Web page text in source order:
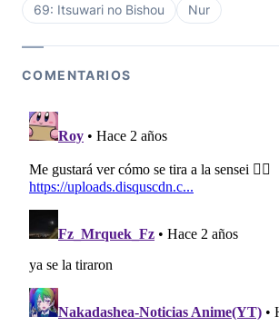
69: Itsuwari no Bishou Nur
COMENTARIOS